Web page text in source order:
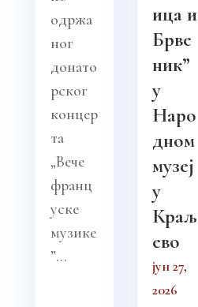
одржа
ног
донато
рског
концер
та
„Вече
франц
уске
музике
”...
ица и
Брве
ник”
у
Наро
дном
музеј
у
Краљ
ево
јун 27,
2026